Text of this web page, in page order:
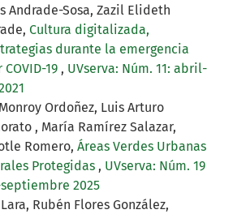
Andrade-Sosa, Zazil Elideth
Cultura digitalizada,
durante la emergencia
19 , UVserva: Núm. 11: abril-
Ordoñez, Luis Arturo
, María Ramírez Salazar,
Romero, Áreas Verdes Urbanas
Protegidas , UVserva: Núm. 19
2025
Rubén Flores González,